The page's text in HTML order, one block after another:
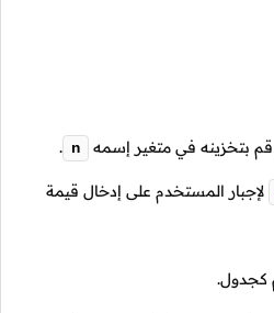
بتخزينه في متغير إسمه n
.
لإجبار المستخدم على إدخال قيمة
كجدول.